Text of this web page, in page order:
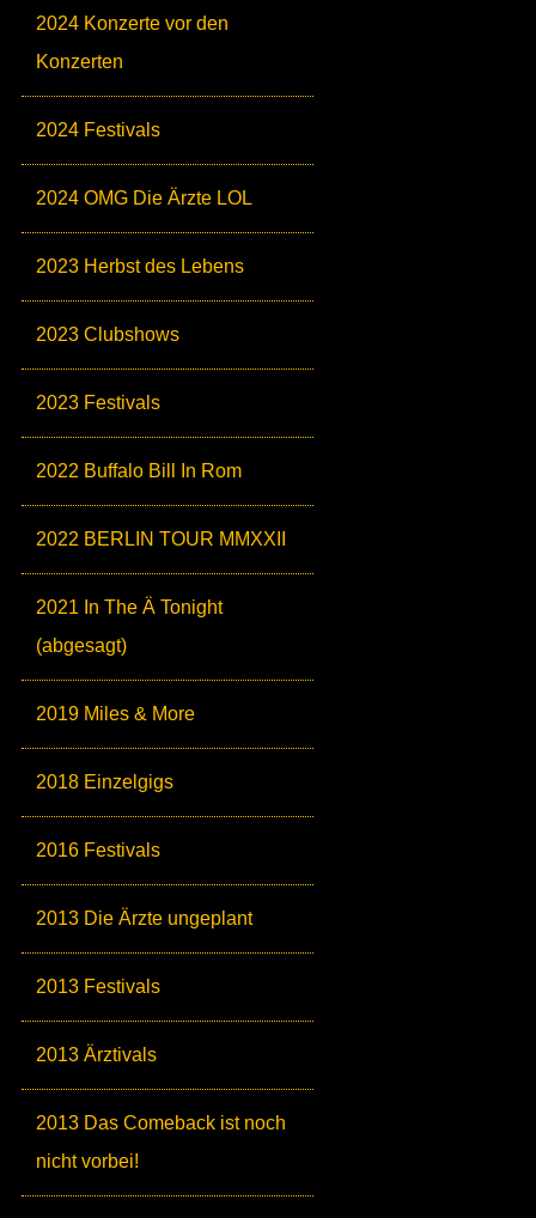
2024 Konzerte vor den
Konzerten
2024 Festivals
2024 OMG Die Ärzte LOL
2023 Herbst des Lebens
2023 Clubshows
2023 Festivals
2022 Buffalo Bill In Rom
2022 BERLIN TOUR MMXXII
2021 In The Ä Tonight
(abgesagt)
2019 Miles & More
2018 Einzelgigs
2016 Festivals
2013 Die Ärzte ungeplant
2013 Festivals
2013 Ärztivals
2013 Das Comeback ist noch
nicht vorbei!